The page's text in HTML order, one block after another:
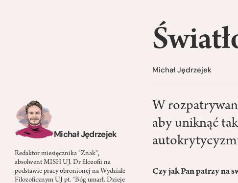
Michał Jędrzejek
Redaktor miesięcznika "Znak",
absolwent MISH UJ. Dr filozofii na
podstawie pracy obronionej na Wydziale
Filozoficznym UJ pt. "Bóg umarł. Dzieje
Michał Jędrzejek
W
aby uniknąć
Czy jak Pan patrzy na